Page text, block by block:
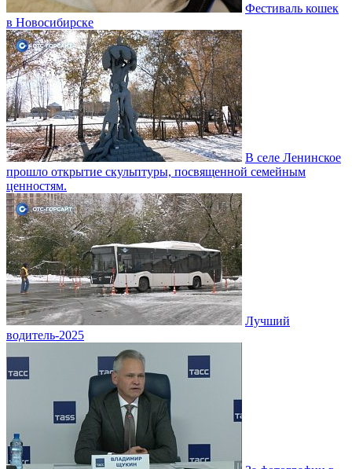
Фестиваль кошек
в Новосибирске
В селе Ленинское
прошло открытие скульптуры, посвященной семейным
ценностям.
Лучший
водитель-2025